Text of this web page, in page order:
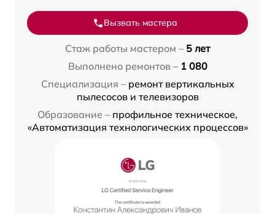
Вызвать мастера
Стаж работы мастером – 5 лет
Выполнено ремонтов – 1 080
Специализация – ремонт вертикальных
пылесосов и телевизоров
Образование – профильное техническое,
«Автоматизация технологических процессов»